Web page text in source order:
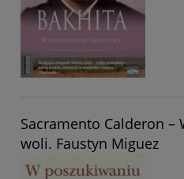
Sacramento Calderon –
woli. Faustyn Miguez